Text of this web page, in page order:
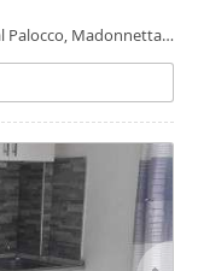
Palocco, Madonnetta a